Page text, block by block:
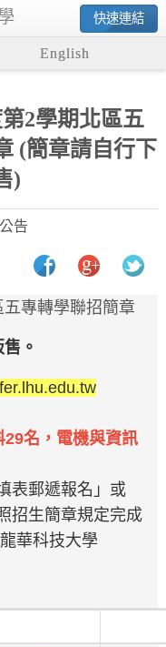
快速連結
English
2學期北區五
(簡章請自行下
)
告
專轉學聯招簡章
。
名，電機與資訊
表郵遞報名」或
招生簡章規定完成
華科技大學